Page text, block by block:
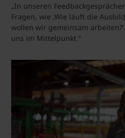
„In unseren
Fragen, wie ‚Wie läuft die
wollen wir gemeinsam
uns im Mittelpunkt.“